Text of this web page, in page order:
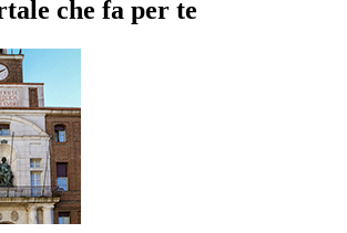
che fa per te